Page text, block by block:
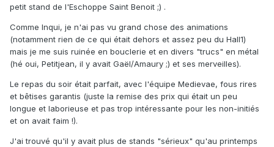
petit stand de l'Eschoppe Saint Benoit ;) .
Comme Inqui, je n'ai pas vu grand chose des animations
(notamment rien de ce qui était dehors et assez peu du Hall1)
mais je me suis ruinée en bouclerie et en divers "trucs" en métal
(hé oui, Petitjean, il y avait Gaël/Amaury ;) et ses merveilles).
Le repas du soir était parfait, avec l'équipe Medievae, fous rires
et bêtises garantis (juste la remise des prix qui était un peu
longue et laborieuse et pas trop intéressante pour les non-initiés
et on avait faim !).
J'ai trouvé qu'il y avait plus de stands "sérieux" qu'au printemps